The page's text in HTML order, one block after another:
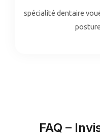
spécialité dentaire
FAQ –